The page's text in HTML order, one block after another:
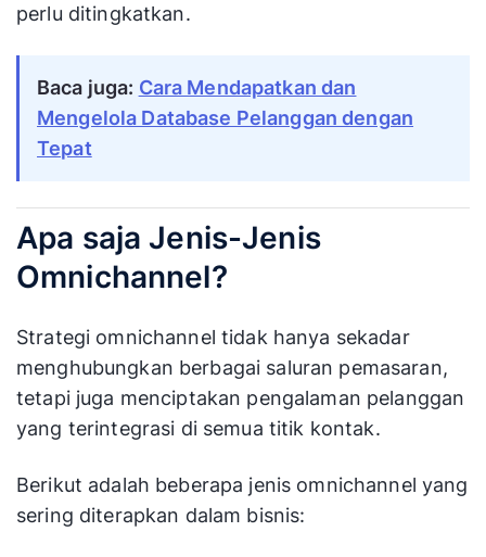
perlu ditingkatkan.
Baca juga: Cara Mendapatkan dan
Mengelola Database Pelanggan dengan
Tepat
Apa saja Jenis-Jenis
Omnichannel?
Strategi omnichannel tidak hanya sekadar
menghubungkan berbagai saluran pemasaran,
tetapi juga menciptakan pengalaman pelanggan
yang terintegrasi di semua titik kontak.
Berikut adalah beberapa jenis omnichannel yang
sering diterapkan dalam bisnis: